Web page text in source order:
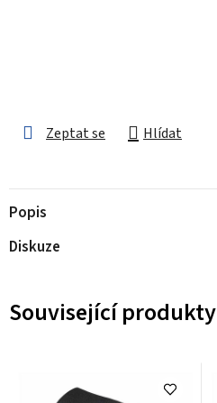
Zeptat se Hlídat
Popis
Diskuze
Související produkty